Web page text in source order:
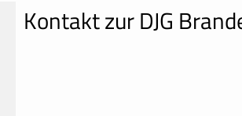
Kontakt zur DJG